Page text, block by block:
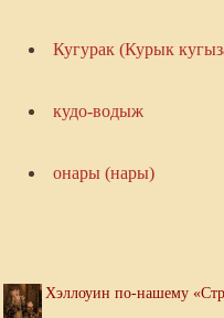
Кугурак (Курык
кудо-водыж
онары (нары)
Хэллоуин по-нашему